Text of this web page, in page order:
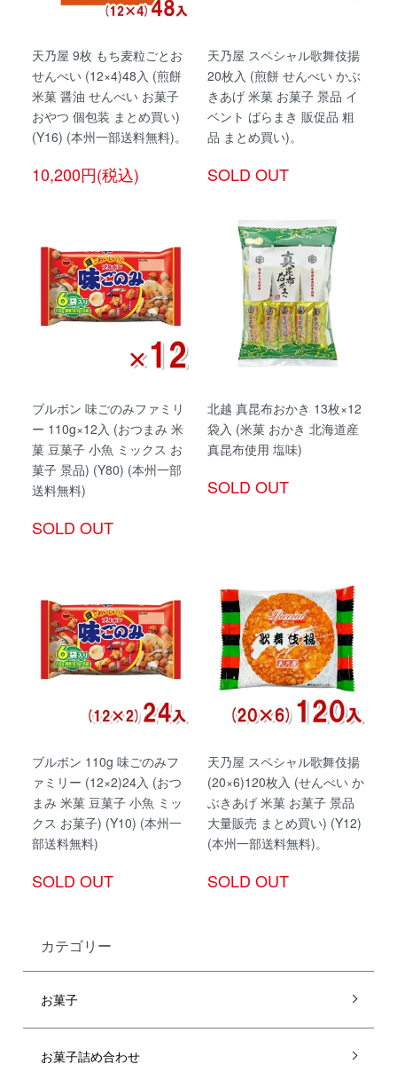
天乃屋 9枚 もち麦粒ごとお
せんべい (12×4)48入 (煎餅
米菓 醤油 せんべい お菓子
おやつ 個包装 まとめ買い)
(Y16) (本州一部送料無料)。
10,200円(税込)
天乃屋 スペシャル歌舞伎揚
20枚入 (煎餅 せんべい かぶ
きあげ 米菓 お菓子 景品 イ
ベント ばらまき 販促品 粗
品 まとめ買い)。
SOLD OUT
ブルボン 味ごのみファミリ
ー 110g×12入 (おつまみ 米
菓 豆菓子 小魚 ミックス お
菓子 景品) (Y80) (本州一部
送料無料)
SOLD OUT
北越 真昆布おかき 13枚×12
袋入 (米菓 おかき 北海道産
真昆布使用 塩味)
SOLD OUT
ブルボン 110g 味ごのみフ
ァミリー (12×2)24入 (おつ
まみ 米菓 豆菓子 小魚 ミッ
クス お菓子) (Y10) (本州一
部送料無料)
SOLD OUT
天乃屋 スペシャル歌舞伎揚
(20×6)120枚入 (せんべい か
ぶきあげ 米菓 お菓子 景品
大量販売 まとめ買い) (Y12)
(本州一部送料無料)。
SOLD OUT
カテゴリー
お菓子
お菓子詰め合わせ